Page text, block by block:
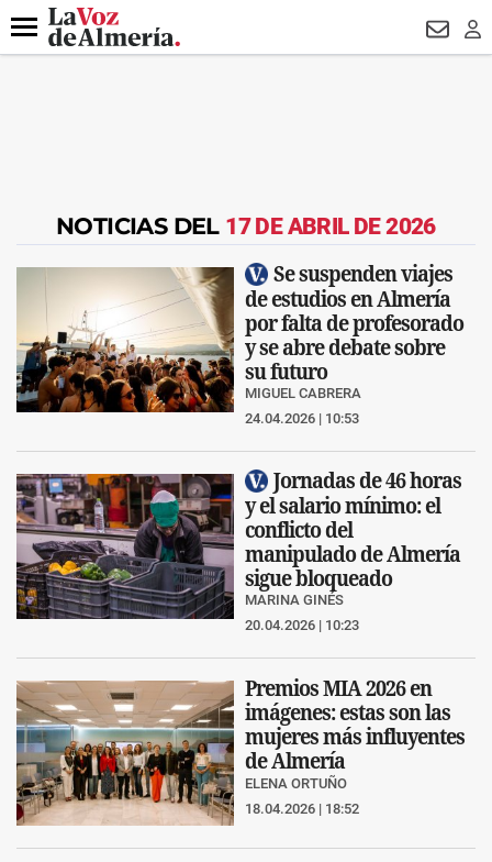
DESTACADO DRON UDA
Menú
NOTICIAS DEL 17 DE ABRIL DE 2026
Se suspenden viajes
de estudios en Almería
por falta de profesorado
y se abre debate sobre
su futuro
MIGUEL CABRERA
24.04.2026 | 10:53
Jornadas de 46 horas
y el salario mínimo: el
conflicto del
manipulado de Almería
sigue bloqueado
MARINA GINÉS
20.04.2026 | 10:23
Premios MIA 2026 en
imágenes: estas son las
mujeres más influyentes
de Almería
ELENA ORTUÑO
18.04.2026 | 18:52